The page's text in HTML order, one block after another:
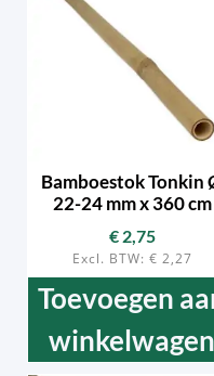
Bamboestok Tonkin
22-24 mm x 360 cm
€2,75
Excl. BTW: € 2,27
Toevoegen
winkelwagen